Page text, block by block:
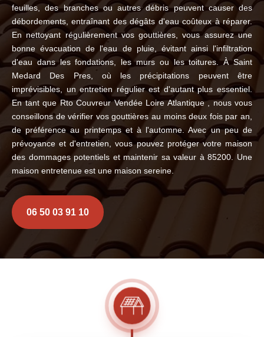
feuilles, des branches ou autres débris peuvent causer des
débordements, entraînant des dégâts d'eau coûteux à réparer.
En nettoyant régulièrement vos gouttières, vous assurez une
bonne évacuation de l'eau de pluie, évitant ainsi l'infiltration
d'eau dans les fondations, les murs ou les toitures. À Saint
Medard Des Pres, où les précipitations peuvent être
imprévisibles, un entretien régulier est d'autant plus essentiel.
En tant que Rto Couvreur Vendée Loire Atlantique , nous vous
conseillons de vérifier vos gouttières au moins deux fois par an,
de préférence au printemps et à l'automne. Avec un peu de
prévoyance et d'entretien, vous pouvez protéger votre maison
des dommages potentiels et maintenir sa valeur à 85200. Une
maison entretenue est une maison sereine.
06 50 03 91 10